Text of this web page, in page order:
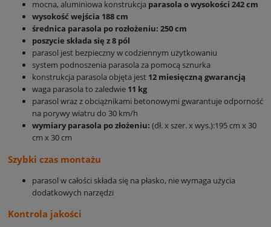
mocna, aluminiowa konstrukcja parasola o wysokości 242 cm
wysokość wejścia 188 cm
średnica parasola po rozłożeniu: 250 cm
poszycie składa się z 8 pól
parasol jest bezpieczny w codziennym użytkowaniu
system podnoszenia parasola za pomocą sznurka
konstrukcja parasola objęta jest 12 miesięczną gwarancją
waga parasola to zaledwie 11 kg
parasol wraz z obciążnikami betonowymi gwarantuje odporność
na porywy wiatru do 30 km/h
wymiary parasola po złożeniu: (dł. x szer. x wys.):195 cm x 30
cm x 30 cm
Szybki czas montażu
parasol w całości składa się na płasko, nie wymaga użycia
dodatkowych narzędzi
Kontrola jakości